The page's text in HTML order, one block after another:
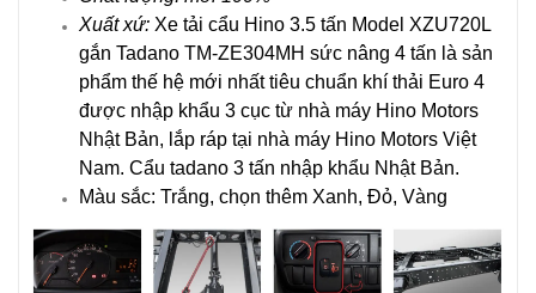
Xuất xứ: Xe tải cẩu Hino 3.5 tấn Model XZU720L
gắn Tadano TM-ZE304MH sức nâng 4 tấn là sản
phẩm thế hệ mới nhất tiêu chuẩn khí thải Euro 4
được nhập khẩu 3 cục từ nhà máy Hino Motors
Nhật Bản, lắp ráp tại nhà máy Hino Motors Việt
Nam. Cẩu tadano 3 tấn nhập khẩu Nhật Bản.
Màu sắc: Trắng, chọn thêm Xanh, Đỏ, Vàng